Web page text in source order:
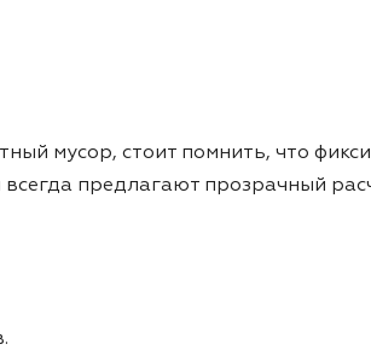
мусор, стоит помнить, что
предлагают прозрачный